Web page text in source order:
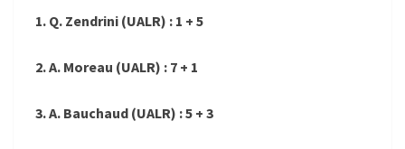
1. Q. Zendrini (UALR) : 1 + 5
2. A. Moreau (UALR) : 7 + 1
3. A. Bauchaud (UALR) : 5 + 3